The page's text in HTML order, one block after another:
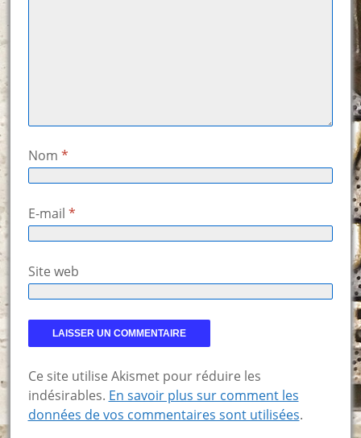
Nom *
E-mail *
Site web
Ce site utilise Akismet pour réduire les
indésirables. En savoir plus sur comment les
données de vos commentaires sont utilisées.